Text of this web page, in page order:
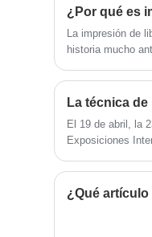
-
La impresión de
historia mucho
impacto
un producto que
El 19 de abril, la
Exposiciones
e imprimieron ...
"Longevity es
¿Qué